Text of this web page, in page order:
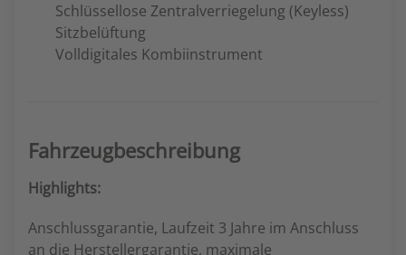
Schlüssellose Zentralverriegelung (Keyless)
Sitzbelüftung
Volldigitales Kombiinstrument
Fahrzeugbeschreibung
Highlights:
Anschlussgarantie, Laufzeit 3 Jahre im Anschluss
an die Herstellergarantie, maximale